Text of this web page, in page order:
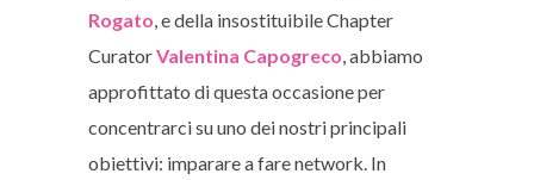
Rogato, e della insostituibile Chapter
CuratorValentina Capogreco, abbiamo
approfittato di questa occasione per
concentrarci su uno dei nostri principali
obiettivi: imparare a fare network. In